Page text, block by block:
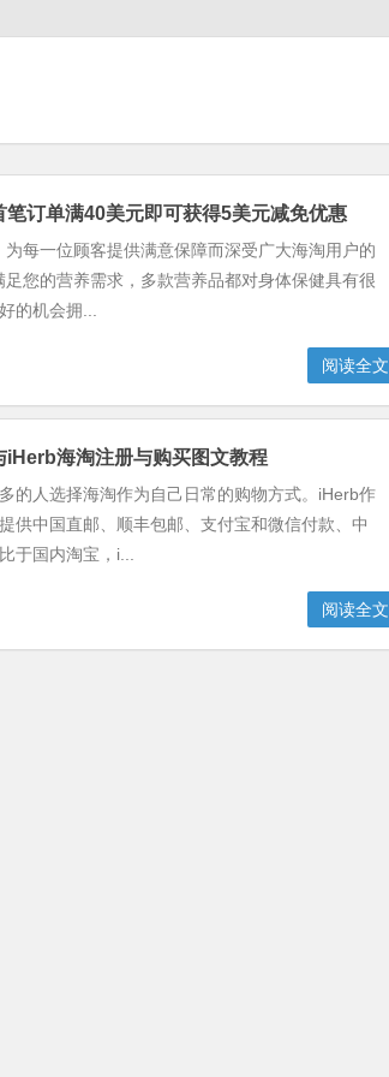
订单满40美元即可获得5美元减免优惠
每一位顾客提供满意保障而深受广大海淘用户的
您的营养需求，多款营养品都对身体保健具有很
的机会拥...
阅读全文
海淘注册与购买图文教程
的人选择海淘作为自己日常的购物方式。iHerb作
供中国直邮、顺丰包邮、支付宝和微信付款、中
于国内淘宝，i...
阅读全文